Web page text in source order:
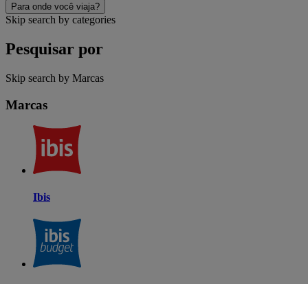
Para onde você viaja?
Skip search by categories
Pesquisar por
Skip search by Marcas
Marcas
Ibis